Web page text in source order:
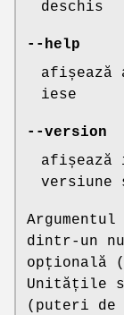
deschis
--help
afișează
iese
--version
afișează
versiune
Argumentul
dintr-un
opțională
Unitățile
(puteri de